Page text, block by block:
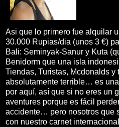
Asi que lo primero fue alquilar
30.000 Rupias/dia (unos 3 €)
Bali: Seminyak-Sanur y Kuta
Benidorm que una isla
Tiendas, Turistas, Mcdonalds y
absolutamente terrible… es
por aquí, así que si no eres un
aventures porque es fácil
accidente… pero nosotros que
con nuestro carnet